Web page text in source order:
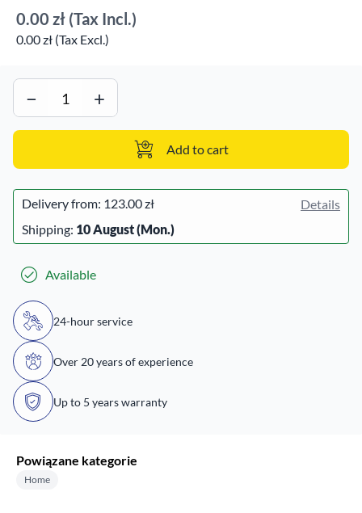
0.00 zł (Tax Incl.)
0.00 zł (Tax Excl.)
− +
Add to cart
Delivery from: 123.00 zł
Details
Shipping: 10 August (Mon.)
Available
24-hour service
Over 20 years of experience
Up to 5 years warranty
Powiązane kategorie
Home